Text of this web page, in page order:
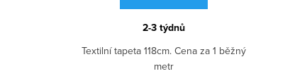
2-3 týdnů
Textilní tapeta 118cm. Cena za 1 běžný
metr